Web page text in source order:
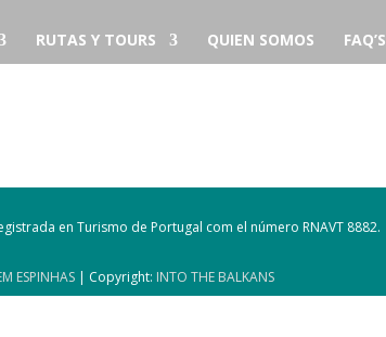
RUTAS Y TOURS QUIEN SOMOS FAQ’S
en Turismo de Portugal com el número RNAVT 8882.
ESPINHAS | Copyright: INTO THE BALKANS